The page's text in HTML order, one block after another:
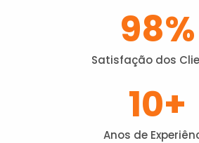
Satisfação dos
98%
Anos de
10+